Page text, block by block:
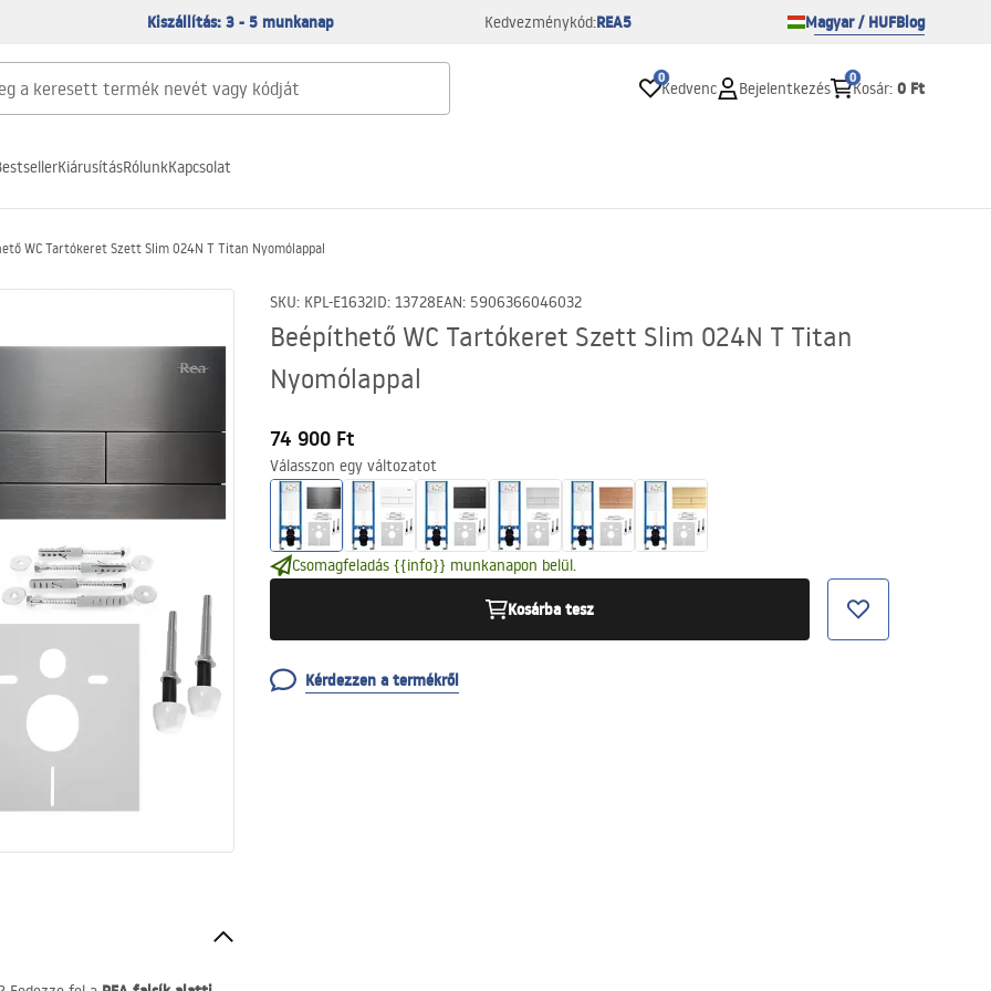
Kiszállítás: 3 - 5 munkanap Kedvezménykód:REA5 Magyar / HUFBlog
0
Kedvenc Bejelentkezés
0
Kosár: 0 Ft
KiárusításRólunkKapcsolat
WC Tartókeret Szett Slim 024N T Titan Nyomólappal
SKU: KPL-E1632ID: 13728EAN: 5906366046032
Beépíthető WC Tartókeret Szett Slim 024N T Titan
Nyomólappal
74 900 Ft
Válasszon egy változatot
Csomagfeladás {{info}} munkanapon belül.
Kosárba tesz
Kérdezzen a termékről